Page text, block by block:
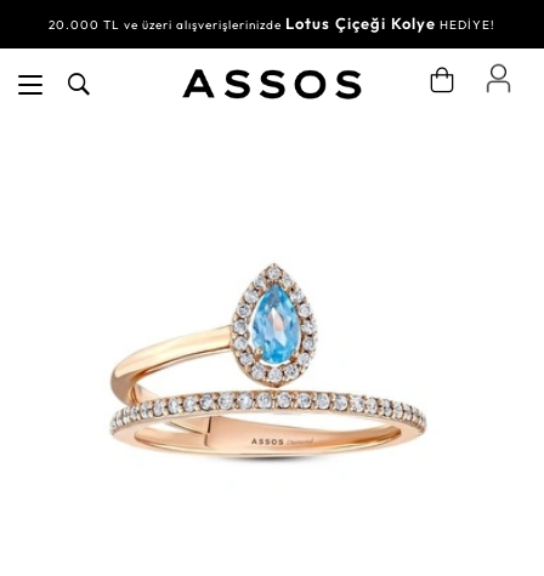
20.000 TL ve üzeri alışverişlerinizde Lotus Çiçeği Kolye HEDİYE!